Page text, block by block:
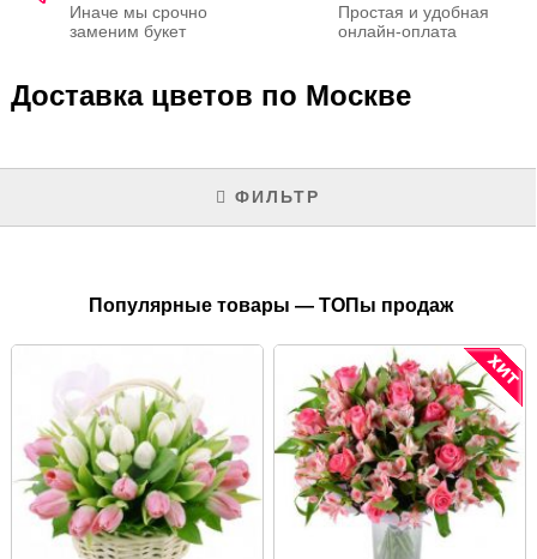
Иначе мы срочно
заменим букет
Простая и удобная
онлайн-оплата
Доставка цветов по Москве
ФИЛЬТР
Популярные товары — ТОПы продаж